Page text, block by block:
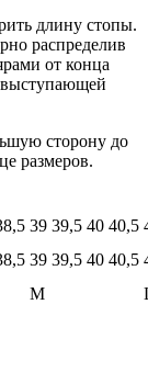
длину стопы.
распределив
от конца
выступающей
сторону до
размеров.
39 39,5 40 40,5
39 39,5 40 40,5
M